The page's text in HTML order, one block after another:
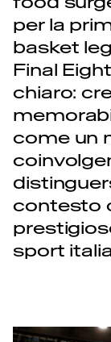
per la
basket
Final
chiaro:
come un
contesto
sport